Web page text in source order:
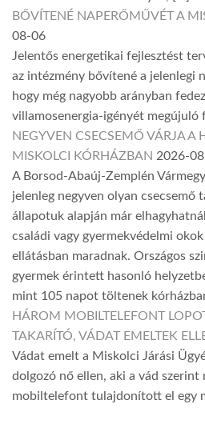
BŐVÍTENÉ NAPERŐMŰVÉT A
08-06
Jelentős energetikai fejlesztést
az intézmény bővítené a jelenlegi
hogy még nagyobb arányban
villamosenergia-igényét megújuló
NEGYVEN CSECSEMŐ VÁRJA A
MISKOLCI KÓRHÁZBAN 2026-
A Borsod-Abaúj-Zemplén
jelenleg negyven olyan csecsemő
állapotuk alapján már
családi vagy gyermekvédelmi
ellátásban maradnak. Országos
gyermek érintett hasonló
mint 105 napot töltenek
HÁROM MOBILTELEFONT
TAKARÍTÓ, VÁDAT EMELTEK
Vádat emelt a Miskolci Járási
dolgozó nő ellen, aki a vád szerint
mobiltelefont tulajdonított el egy